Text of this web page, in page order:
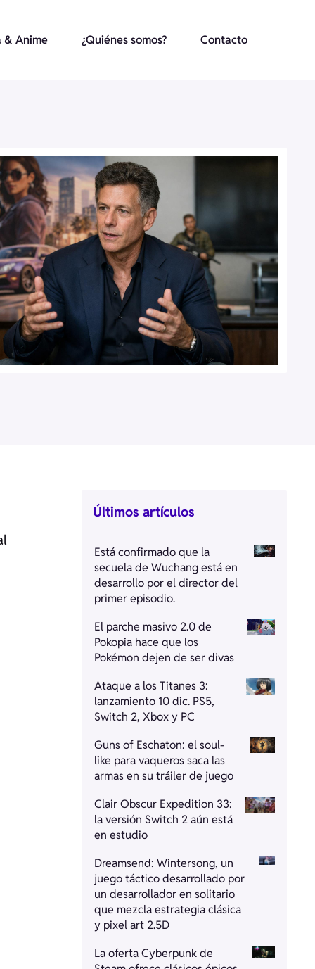
& Anime ¿Quiénes somos? Contacto
Últimos artículos
Está confirmado que la
secuela de Wuchang está en
desarrollo por el director del
primer episodio.
El parche masivo 2.0 de
Pokopia hace que los
Pokémon dejen de ser divas
Ataque a los Titanes 3:
lanzamiento 10 dic. PS5,
Switch 2, Xbox y PC
Guns of Eschaton: el soul-
like para vaqueros saca las
armas en su tráiler de juego
Clair Obscur Expedition 33:
la versión Switch 2 aún está
en estudio
Dreamsend: Wintersong, un
juego táctico desarrollado por
un desarrollador en solitario
que mezcla estrategia clásica
y pixel art 2.5D
La oferta Cyberpunk de